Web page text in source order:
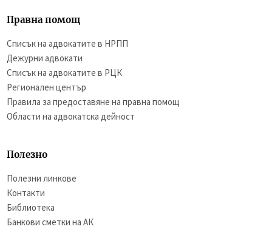
Правна помощ
Списък на адвокатите в НРПП
Дежурни адвокати
Списък на адвокатите в РЦК
Регионален център
Правила за предоставяне на правна помощ
Области на адвокатска дейност
Полезно
Полезни линкове
Контакти
Библиотека
Банкови сметки на АК